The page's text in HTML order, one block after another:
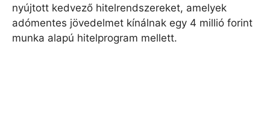
nyújtott kedvező hitelrendszereket, amelyek
adómentes jövedelmet kínálnak egy 4 millió forint
munka alapú hitelprogram mellett.